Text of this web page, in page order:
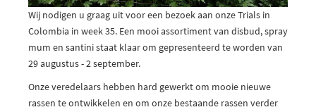
Wij nodigen u graag uit voor een bezoek aan onze Trials in
Colombia in week 35. Een mooi assortiment van disbud, spray
mum en santini staat klaar om gepresenteerd te worden van
29 augustus - 2 september.
Onze veredelaars hebben hard gewerkt om mooie nieuwe
rassen te ontwikkelen en om onze bestaande rassen verder